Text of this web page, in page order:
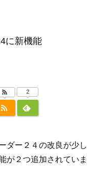
に新機能
2
ダー２４の改良が少し
が２つ追加されていま